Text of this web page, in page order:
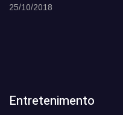
25/10/2018
Entretenimento